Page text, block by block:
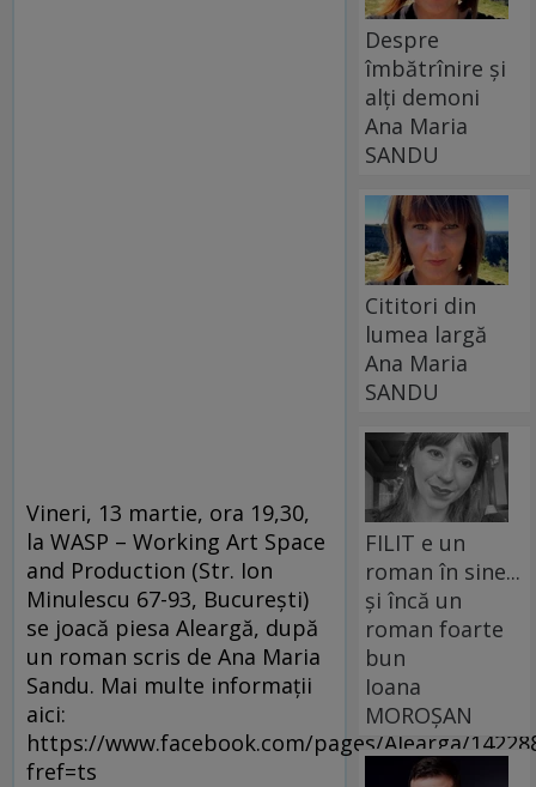
Vineri, 13 martie, ora 19,30,
la WASP – Working Art Space
and Production (Str. Ion
Minulescu 67-93, București)
se joacă piesa Aleargă, după
un roman scris de Ana Maria
Sandu. Mai multe informații
aici:
https://www.facebook.com/pages/Alearga/
fref=ts
Despre
îmbătrînire și
alți demoni
Ana Maria
SANDU
Cititori din
lumea largă
Ana Maria
SANDU
FILIT e un
roman în sine...
și încă un
roman foarte
bun
Ioana
MOROȘAN